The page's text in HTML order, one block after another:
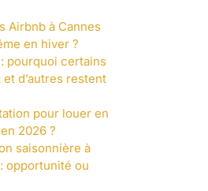
Airbnb à Cannes
en hiver ?
pourquoi certains
d’autres restent
pour louer en
2026 ?
saisonnière à
opportunité ou